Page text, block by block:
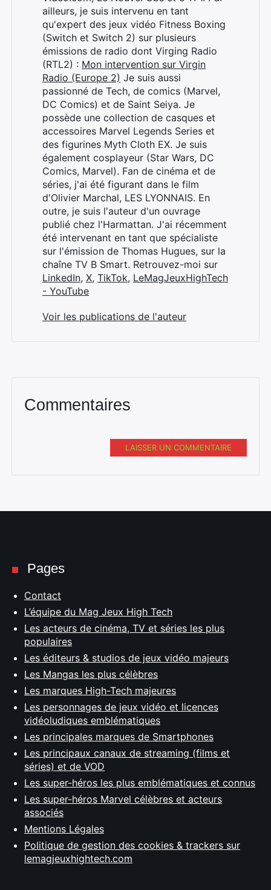
ailleurs, je suis intervenu en tant
qu'expert des jeux vidéo Fitness Boxing
(Switch et Switch 2) sur plusieurs
émissions de radio dont Virging Radio
(RTL2) : Mon intervention sur Virgin
Radio (Europe 2) Je suis aussi
passionné de Tech, de comics (Marvel,
DC Comics) et de Saint Seiya. Je
possède une collection de casques et
accessoires Marvel Legends Series et
des figurines Myth Cloth EX. Je suis
également cosplayeur (Star Wars, DC
Comics, Marvel). Fan de cinéma et de
séries, j'ai été figurant dans le film
d'Olivier Marchal, LES LYONNAIS. En
outre, je suis l'auteur d'un ouvrage
publié chez l'Harmattan. J'ai récemment
été intervenant en tant que spécialiste
sur l'émission de Thomas Hugues, sur la
chaîne TV B Smart. Retrouvez-moi sur
LinkedIn, X, TikTok, LeMagJeuxHighTech
- YouTube
Voir les publications de l'auteur
Commentaires
LAISSER UN COMMENTAIRE
Pages
Contact
L’équipe du Mag Jeux High Tech
Les acteurs de cinéma, TV et séries les plus
populaires
Les éditeurs & studios de jeux vidéo majeurs
Les Mangas les plus célèbres
Les marques High-Tech majeures
Les personnages de jeux vidéo et licences
vidéoludiques emblématiques
Les principales marques de Smartphones
Les principaux canaux de streaming (films et
séries) et de VOD
Les super-héros les plus emblématiques et connus
Les super-héros Marvel célèbres et acteurs
associés
Mentions Légales
Politique de gestion des cookies & trackers sur
lemagjeuxhightech.com
Rechercher
: